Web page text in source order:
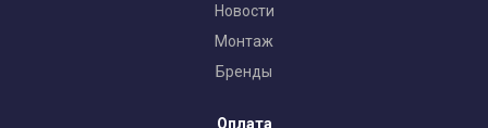
Новости
Монтаж
Бренды
Оплата